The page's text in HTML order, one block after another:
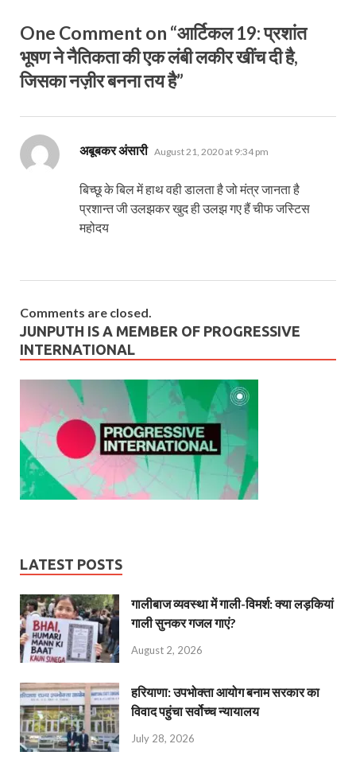
One Comment on “आर्टिकल 19: प्रशांत
भूषण ने नैतिकता की एक लंबी लकीर खींच दी है,
जिसका नज़ीर बनना तय है”
अबूबकर अंसारी says:
August 21, 2020 at 9:34 pm
बिच्छू के बिल में हाथ वही डालता है जो मंत्र जानता है
प्रशान्त जी उलझकर खुद ही उलझ गए हैं चीफ जस्टिस
महोदय
Comments are closed.
JUNPUTH IS A MEMBER OF PROGRESSIVE
INTERNATIONAL
LATEST POSTS
गालीबाज व्‍यवस्‍था में गाली-विमर्श: क्या लड़कियां
गाली सुनकर गजल गाएं?
August 2, 2026
हरियाणा: उपभोक्ता आयोग बनाम सरकार का
विवाद पहुंचा सर्वोच्च न्यायालय
July 28, 2026